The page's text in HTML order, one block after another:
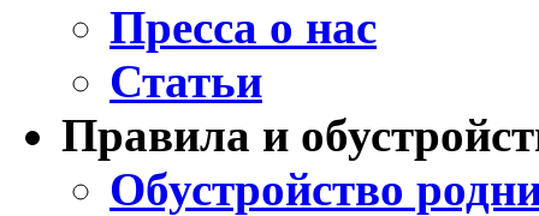
Пресса о нас
Статьи
Правила и
Обустройство